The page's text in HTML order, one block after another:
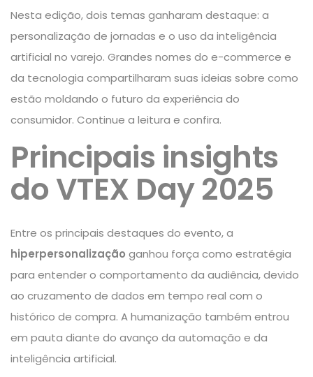
Nesta edição, dois temas ganharam destaque: a
personalização de jornadas e o uso da inteligência
artificial no varejo. Grandes nomes do e-commerce e
da tecnologia compartilharam suas ideias sobre como
estão moldando o futuro da experiência do
consumidor. Continue a leitura e confira.
Principais insights
doVTEX Day 2025
Entre os principais destaques do evento, a
hiperpersonalização ganhou força como estratégia
para entender o comportamento da audiência, devido
ao cruzamento de dados em tempo real com o
histórico de compra. A humanização também entrou
em pauta diante do avanço da automação e da
inteligência artificial.